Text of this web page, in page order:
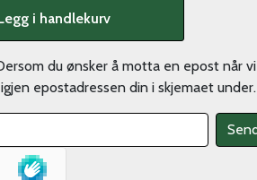
i handlekurv
du ønsker å motta en epost når vi
epostadressen din i skjemaet under.